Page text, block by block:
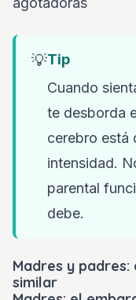
💡Tip
Cuando
te desborda
cerebro está
intensidad.
parental
debe.
Madres y
similar